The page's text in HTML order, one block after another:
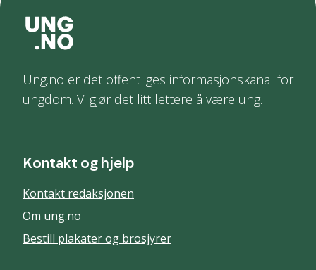
Ung.no er det offentliges informasjonskanal for
ungdom. Vi gjør det litt lettere å være ung.
Kontakt og hjelp
Kontakt redaksjonen
Om ung.no
Bestill plakater og brosjyrer